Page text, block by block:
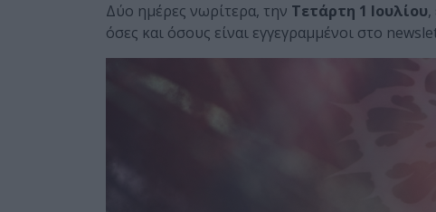
Δύο ημέρες νωρίτερα, την Τετάρτη 1 Ιουλίου,
όσες και όσους είναι εγγεγραμμένοι στο